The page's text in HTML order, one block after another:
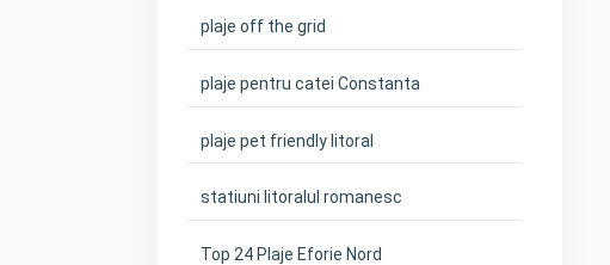
plaje off the grid
plaje pentru catei Constanta
plaje pet friendly litoral
statiuni litoralul romanesc
Top 24 Plaje Eforie Nord